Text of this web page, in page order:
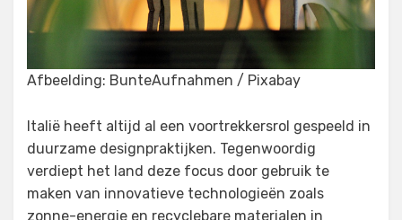
Afbeelding: BunteAufnahmen / Pixabay
Italië heeft altijd al een voortrekkersrol gespeeld in
duurzame designpraktijken. Tegenwoordig
verdiept het land deze focus door gebruik te
maken van innovatieve technologieën zoals
zonne-energie en recyclebare materialen in